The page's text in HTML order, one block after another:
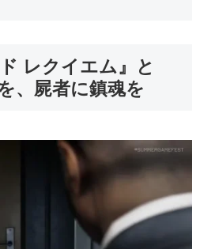
レクイエム』と
、屍者に鎮魂を